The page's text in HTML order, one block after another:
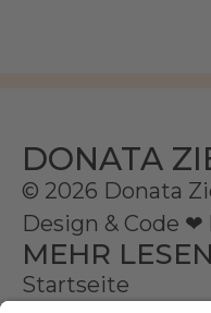
DONATA
© 2026 Donata
Design & Code ❤
MEHR LESEN
Startseite